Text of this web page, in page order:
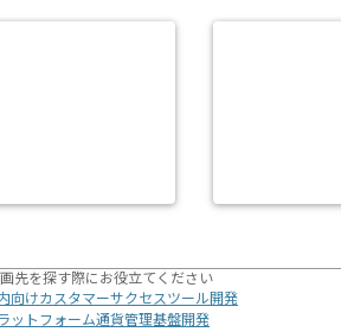
先を探す際にお役立てください
向けカスタマーサクセスツール開発
ットフォーム通貨管理基盤開発